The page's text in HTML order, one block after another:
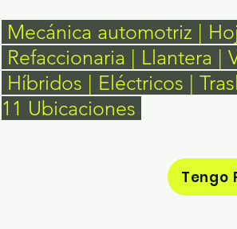
Mecánica automotriz |
Refaccionaria | Llantera |
Híbridos | Eléctricos |
11 Ubicaciones
Tengo